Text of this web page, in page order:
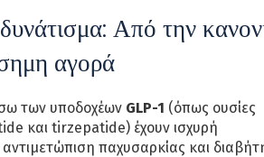
Από την
αγορά
των υποδοχέων GLP-1 (όπως ουσίες
και tirzepatide) έχουν ισχυρή
παχυσαρκίας και